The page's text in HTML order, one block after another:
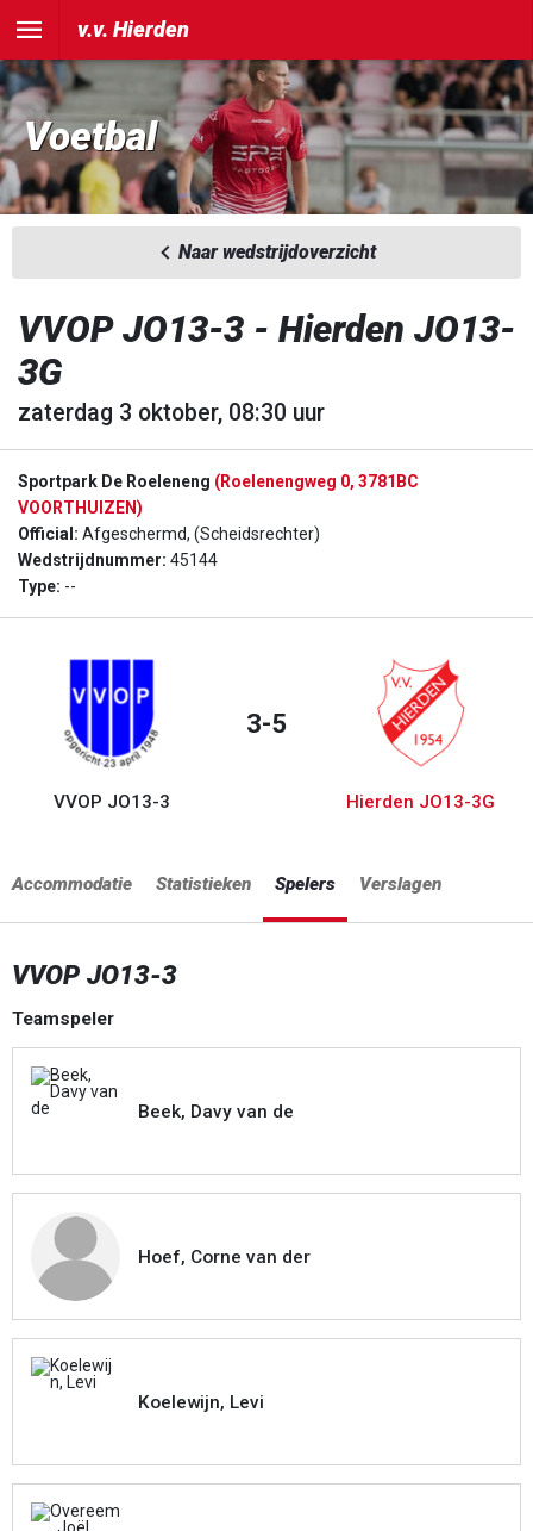
v.v. Hierden
Voetbal
Naar wedstrijdoverzicht
VVOP JO13-3 - Hierden JO13-
3G
zaterdag 3 oktober, 08:30 uur
Sportpark De Roeleneng (Roelenengweg 0, 3781BC
VOORTHUIZEN)
Official: Afgeschermd, (Scheidsrechter)
Wedstrijdnummer: 45144
Type: --
VVOP JO13-3
3-5
Hierden JO13-3G
Accommodatie Statistieken Spelers Verslagen
VVOP JO13-3
Teamspeler
Beek, Davy van de
Hoef, Corne van der
Koelewijn, Levi